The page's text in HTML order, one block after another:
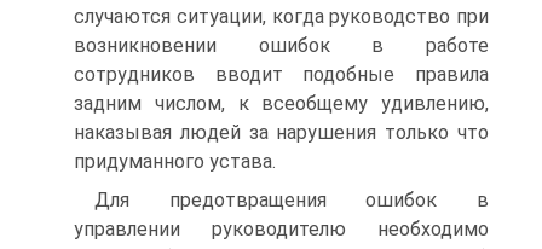
случаются ситуации, когда руководство при
возникновении ошибок в работе
сотрудников вводит подобные правила
задним числом, к всеобщему удивлению,
наказывая людей за нарушения только что
придуманного устава.
Для предотвращения ошибок в
управлении руководителю необходимо